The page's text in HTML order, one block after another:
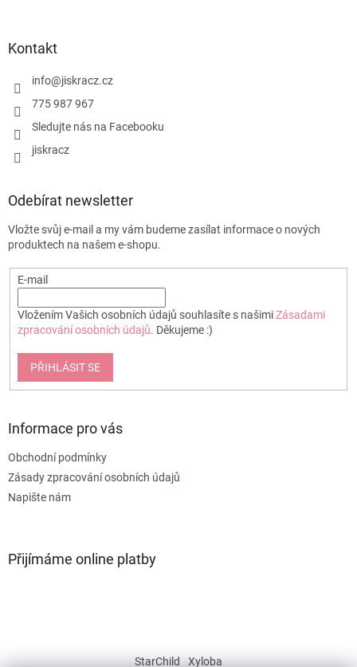
Kontakt
info@jiskracz.cz
775 987 967
Sledujte nás na Facebooku
jiskracz
Odebírat newsletter
Vložte svůj e-mail a my vám budeme zasílat informace o nových
produktech na našem e-shopu.
E-mail
Vložením Vašich osobních údajů souhlasíte s našimiZásadami
zpracování osobních údajů. Děkujeme :)
PŘIHLÁSIT SE
Informace pro vás
Obchodní podmínky
Zásady zpracování osobních údajů
Napište nám
Přijímáme online platby
StarChild Xyloba